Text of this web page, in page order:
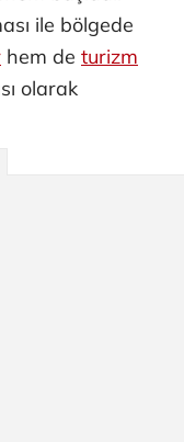
ile bölgede
hem de turizm
olarak